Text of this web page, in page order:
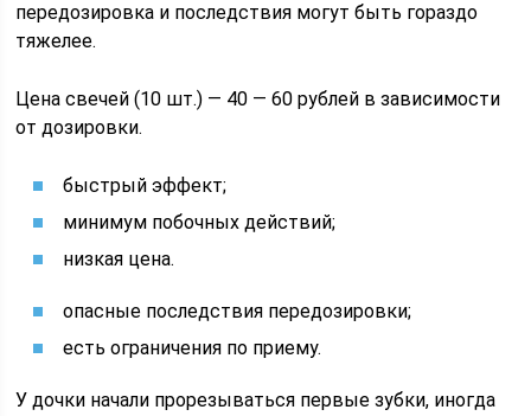
передозировка и последствия могут быть гораздо
тяжелее.
Цена свечей (10 шт.) — 40 — 60 рублей в зависимости
от дозировки.
быстрый эффект;
минимум побочных действий;
низкая цена.
опасные последствия передозировки;
есть ограничения по приему.
У дочки начали прорезываться первые зубки, иногда